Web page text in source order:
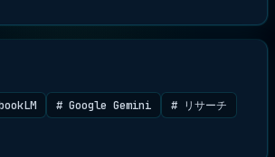
# Google Gemini
# リサーチ